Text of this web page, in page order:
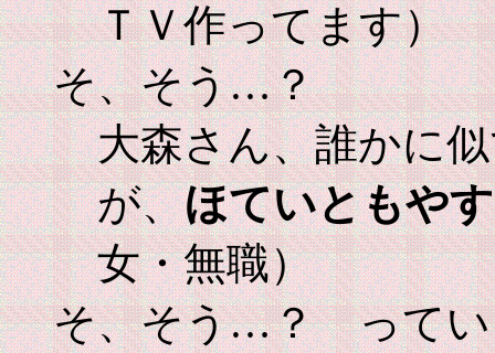
ＴＶ作ってます）
そ、そう…？
大森さん、誰かに
が、ほていともや
女・無職）
そ、そう…？ ってい